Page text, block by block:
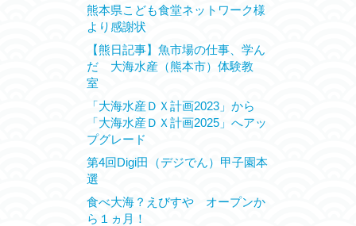
熊本県こども食堂ネットワーク様
より感謝状
【熊日記事】魚市場の仕事、学ん
だ 大海水産（熊本市）体験教
室
「大海水産ＤＸ計画2023」から
「大海水産ＤＸ計画2025」へアッ
プグレード
第4回Digi田（デジでん）甲子園本
選
食べ大海？えびすや オープンか
ら１ヵ月！